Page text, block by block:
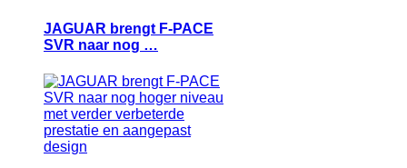
JAGUAR brengt F-PACE
SVR naar nog …